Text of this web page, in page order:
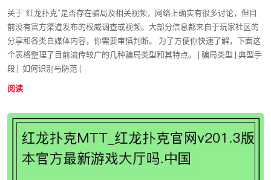
关于“红龙扑克”是否存在骗局及相关视频，网络上确实有很多讨论，但目
前没有官方渠道发布的权威调查或视频。大部分信息都来自于玩家社区的
分享和各类自媒体内容，你需要审慎判断。 为了方便你快速了解，下面这
个表格整理了目前流传较广的几种骗局类型和其特点。 | 骗局类型 | 典型手
段 | ️ 如何识别与防范 |...
阅读